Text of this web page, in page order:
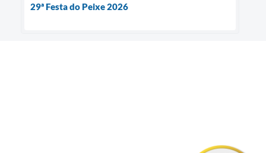
29ª Festa do Peixe 2026